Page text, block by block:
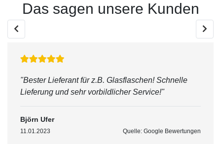
Das sagen unsere Kunden
"Bester Lieferant für z.B. Glasflaschen! Schnelle
Lieferung und sehr vorbildlicher Service!"
Björn Ufer
11.01.2023 Quelle: Google Bewertungen